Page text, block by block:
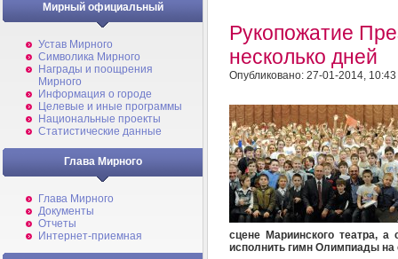
Мирный официальный
Устав Мирного
Символика Мирного
Награды и поощрения
Мирного
Информация о городе
Целевые и иные программы
Национальные проекты
Статистические данные
Глава Мирного
Глава Мирного
Документы
Отчеты
Интернет-приемная
Рукопожатие
несколько дней
Опубликовано: 27-01-2014, 10:43
сцене Мариинского театра, а
исполнить гимн Олимпиады на